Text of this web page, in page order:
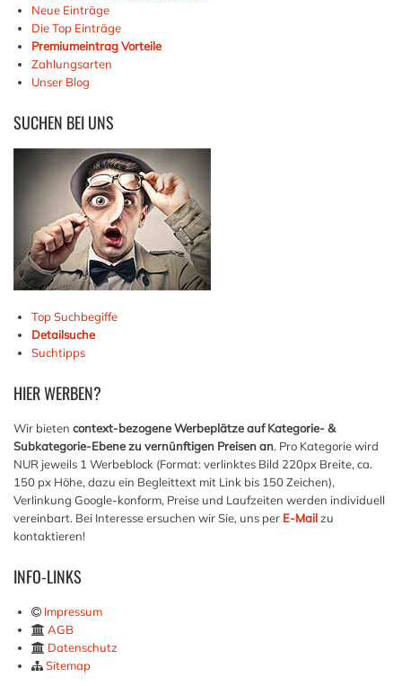
Neue Einträge
Die Top Einträge
Premiumeintrag Vorteile
Zahlungsarten
Unser Blog
SUCHEN BEI UNS
Top Suchbegiffe
Detailsuche
Suchtipps
HIERWERBEN?
Wir bieten context-bezogene Werbeplätze auf Kategorie- &
Subkategorie-Ebene zu vernünftigen Preisen an. Pro Kategorie wird
NUR jeweils 1 Werbeblock (Format: verlinktes Bild 220px Breite, ca.
150 px Höhe, dazu ein Begleittext mit Link bis 150 Zeichen),
Verlinkung Google-konform, Preise und Laufzeiten werden individuell
vereinbart. Bei Interesse ersuchen wir Sie, uns per E-Mailzu
kontaktieren!
INFO-LINKS
Impressum
AGB
Datenschutz
Sitemap